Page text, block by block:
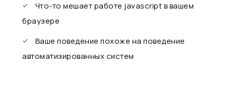
Что-то мешает работе javascript в вашем
браузере
Ваше поведение похоже на поведение
автоматизированных систем